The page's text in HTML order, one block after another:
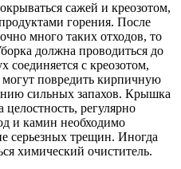
сажей и креозотом,
горения. После
много таких отходов, то
должна проводиться до
соединяется с креозотом,
повредить кирпичную
сильных запахов. Крышка
регулярно
и камин необходимо
серьезных трещин. Иногда
химический очиститель.